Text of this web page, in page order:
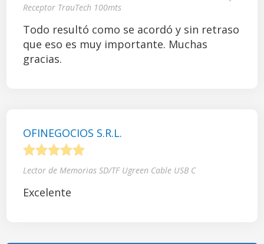
Receptor TrauTech 100mts
Todo resultó como se acordó y sin retraso
que eso es muy importante. Muchas
gracias.
OFINEGOCIOS S.R.L.
Lector de Memorias SD/TF Ugreen Cable USB C
Excelente